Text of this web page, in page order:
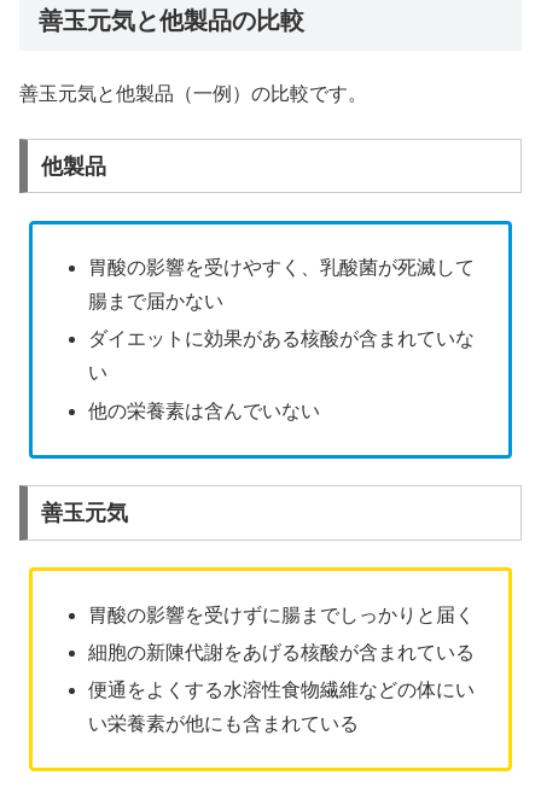
善玉元気と他製品の比較
善玉元気と他製品（一例）の比較です。
他製品
胃酸の影響を受けやすく、乳酸菌が死滅して
腸まで届かない
ダイエットに効果がある核酸が含まれていな
い
他の栄養素は含んでいない
善玉元気
胃酸の影響を受けずに腸までしっかりと届く
細胞の新陳代謝をあげる核酸が含まれている
便通をよくする水溶性食物繊維などの体にい
い栄養素が他にも含まれている